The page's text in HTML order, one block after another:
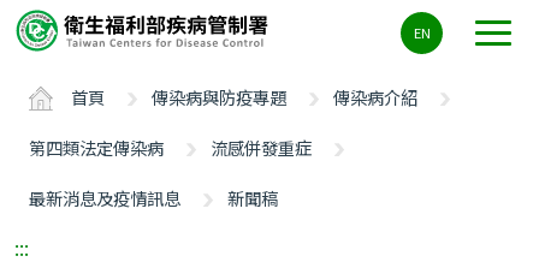
要
ALT+C
EN
首頁 傳染病與防疫專題
傳染病介紹
第四類法定傳染病
流感併發重症
最新消息及疫情訊息
新聞稿
:::